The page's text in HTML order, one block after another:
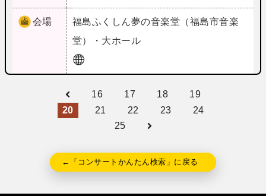
会場 福島ふくしん夢の音楽堂（福島市音楽
堂）・大ホール
16 17 18
19
20
21 22 23
24
25
←「コンサートかんたん検索」に戻る